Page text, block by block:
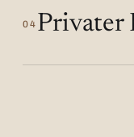
04 Privater